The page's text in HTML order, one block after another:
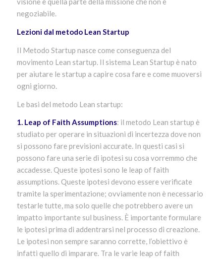
negoziabile.
Lezioni dal metodo Lean Startup
Il Metodo Startup nasce come conseguenza del
movimento Lean startup. Il sistema Lean Startup è nato
per aiutare le startup a capire cosa fare e come muoversi
ogni giorno.
Le basi del metodo Lean startup:
1. Leap of Faith Assumptions: il metodo Lean startup è
studiato per operare in situazioni di incertezza dove non
si possono fare previsioni accurate. In questi casi si
possono fare una serie di ipotesi su cosa vorremmo che
accadesse. Queste ipotesi sono le leap of faith
assumptions. Queste ipotesi devono essere verificate
tramite la sperimentazione; ovviamente non è necessario
testarle tutte, ma solo quelle che potrebbero avere un
impatto importante sul business. È importante formulare
le ipotesi prima di addentrarsi nel processo di creazione.
Le ipotesi non sempre saranno corrette, l’obiettivo è
infatti quello di imparare. Tra le varie leap of faith